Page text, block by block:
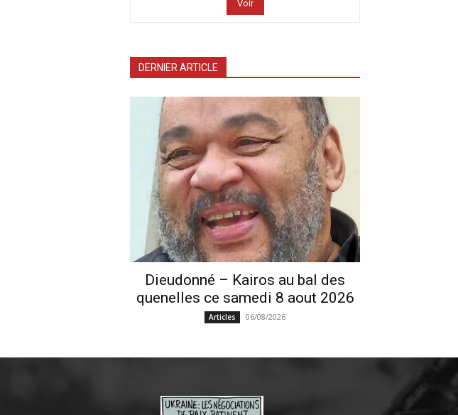
Voir
DERNIER ARTICLE
Dieudonné – Kairos au bal des
quenelles ce samedi 8 aout 2026
Articles 06/08/2026